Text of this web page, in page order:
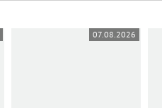
07.08.2026